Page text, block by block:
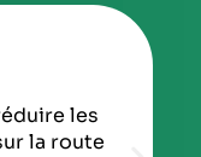
les
la route